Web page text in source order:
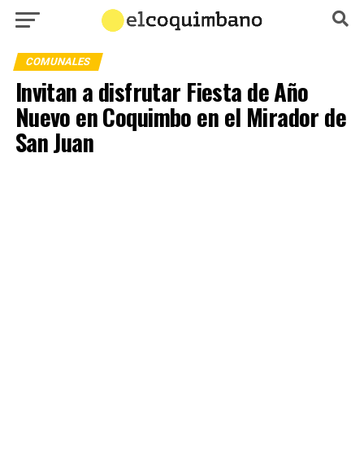
COMUNALES
Invitan a disfrutar Fiesta de Año
Nuevo en Coquimbo en el Mirador de
San Juan